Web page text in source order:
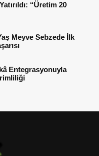
“Üretim 20
Meyve Sebzede İlk
Entegrasyonuyla